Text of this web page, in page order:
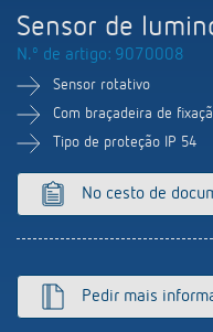
Acessórios
Design
Como chegar
Distribuicao
LUXORliving
Sensor de
N.º de artigo: 9070008
Sensor rotativo
Com braçadeira de
Tipo de proteção IP 54
No cesto de
Pedir mais